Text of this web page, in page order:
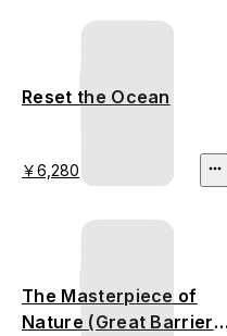
Reset the Ocean
￥6,280
The Masterpiece of
Nature (Great Barrier